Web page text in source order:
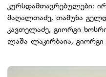
კურსდამთავრებულები:
მაღალთაძე, თამუნა
კავთელაძე, გიორგი
ლაშა ლაკირბაია, გიორგი